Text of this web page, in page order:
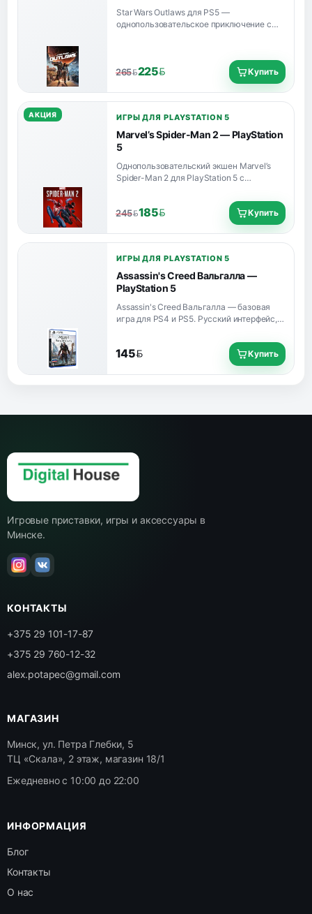
Star Wars Outlaws для PS5 —
однопользовательское приключение с
265
BYN 225
BYN Купить
АКЦИЯ ИГРЫ ДЛЯ PLAYSTATION 5
Marvel’s Spider-Man 2 — PlayStation
5
Однопользовательский экшен Marvel’s
Spider-Man 2 для PlayStation 5 с
озвучкой. Дата выхода — 20 октября
2023 года.renenir?
245
BYN 185
BYN Купить
ИГРЫ ДЛЯ PLAYSTATION 5
Assassin's Creed Вальгалла —
PlayStation 5
Assassin's Creed Вальгалла — базовая
игра для PS4 и PS5. Русский интерфейс,
ru-UA; доступность зависит от региона
аккаунта PlayStation Store.
145
BYN Купить
Игровые приставки, игры и аксессуары в
Минске.
КОНТАКТЫ
+375 29 101-17-87
+375 29 760-12-32
alex.potapec@gmail.com
МАГАЗИН
Минск, ул. Петра Глебки, 5
ТЦ «Скала», 2 этаж, магазин 18/1
Ежедневно с 10:00 до 22:00
ИНФОРМАЦИЯ
Блог
Контакты
О нас